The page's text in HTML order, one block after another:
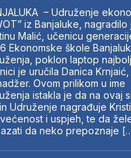
INTERVJU
SE
– Udruženje
iz Banjaluke, nagradilo
Malić, učenicu
Ekonomske škole
poklon laptop
je uručila Danica
Ovom prilikom u ime
istakla je da na ovaj
Udruženje nagrađuje
i uspjeh, te da
da neko prepoznaje